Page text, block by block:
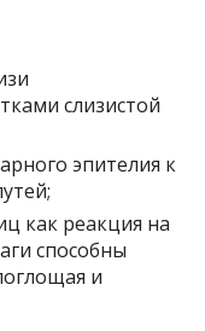
слизистой
эпителия к
как реакция на
способны
и